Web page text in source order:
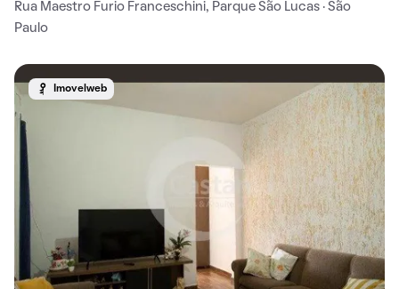
Rua Maestro Furio Franceschini, Parque São Lucas · São
Paulo
Imovelweb